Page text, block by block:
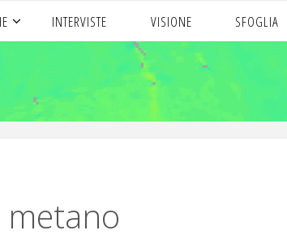
INTERVISTE VISIONE SFOGLIA
metano